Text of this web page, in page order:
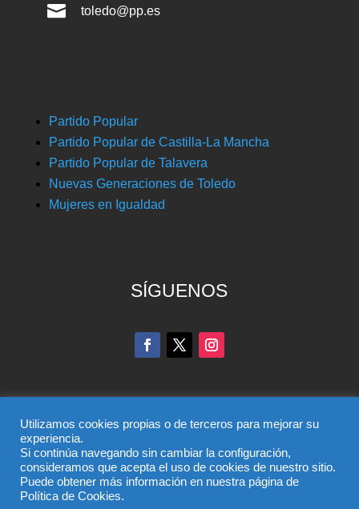
 toledo@pp.es
Partido Popular
Partido Popular de Castilla-La Mancha
Partido Popular de Talavera
Nuevas Generaciones de Toledo
Mujeres en Igualdad
SÍGUENOS
© Partido Popular de Toledo – C/ Colombia, 6, 45004,
Toledo, Teléfono 925 285 528
El uso de este sitio implica la aceptación del
Utilizamos cookies propias o de terceros para mejorar su
experiencia.
Si continúa navegando sin cambiar la configuración,
consideramos que acepta el uso de cookies de nuestro sitio.
Puede obtener más información en nuestra página de
Política de Cookies.